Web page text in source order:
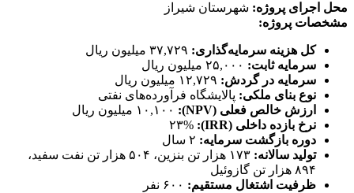
محل اجرای پروژه: شهرستان شیراز
مشخصات پروژه:
کل هزینه سرمایه‌گذاری:
سرمایه ثابت:
سرمایه در گردش:
نوع بنای ملکی: پالایشگاه فرآورده‌های نفتی
ارزش خالص فعلی (NPV):
نرخ بازده داخلی (IRR):
دوره بازگشت سرمایه:
تولید سالانه:
۱۷۳ هزار تن بنزین، ۵۰۴ هزار تن نفت سفید،
۸۹۴ هزار تن گازوئیل
ظرفیت اشتغال مستقیم: